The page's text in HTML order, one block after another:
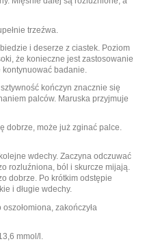
trzeźwa.
i deserze z ciastek. Poziom
że konieczne jest zastosowanie
badanie.
kończyn znacznie się
palców. Maruska przyjmuje
dobrze, może już zginać palce.
wdechy. Zaczyna odczuwać
rozluźniona, ból i skurcze mijają.
dobrze. Po krótkim odstępie
i długie wdechy.
zakończyła
mmol/l.